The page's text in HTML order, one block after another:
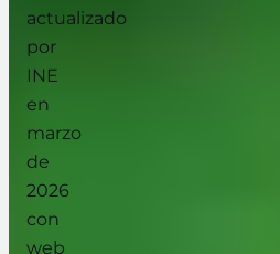
actualizado
por
INE
en
marzo
de
2026
con
web